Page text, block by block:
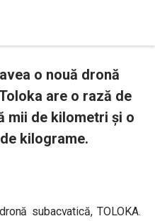
o nouă dronă
are o rază de
mii de kilometri și o
kilograme.
subacvatică, TOLOKA.